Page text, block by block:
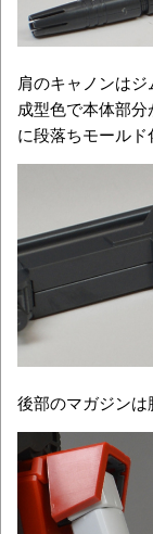
肩のキャノンは
成型色で本体部
に段落ちモールド
後部のマガジンは